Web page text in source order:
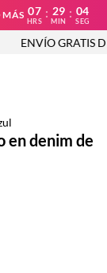
MÁS 07
HRS
: 29
MIN
: 03
SEG
ENVÍO GRATIS
en denim de